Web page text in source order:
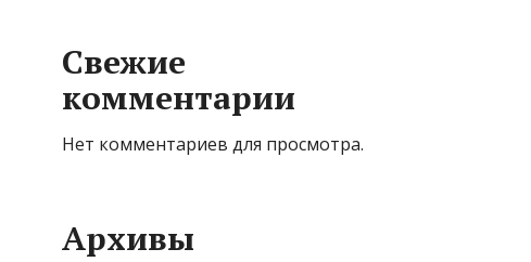
Свежие
комментарии
Нет комментариев для просмотра.
Архивы